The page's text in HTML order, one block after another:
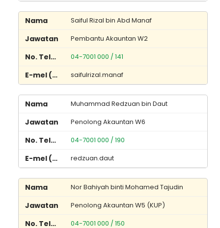
Saiful Rizal bin Abd Manaf
Pembantu Akauntan W2
04-7001 000 / 141
saifulrizal.manaf
Muhammad Redzuan bin Daut
Penolong Akauntan W6
04-7001 000 / 190
redzuan.daut
Nor Bahiyah binti Mohamed Tajudin
Penolong Akauntan W5 (KUP)
04-7001 000 / 150